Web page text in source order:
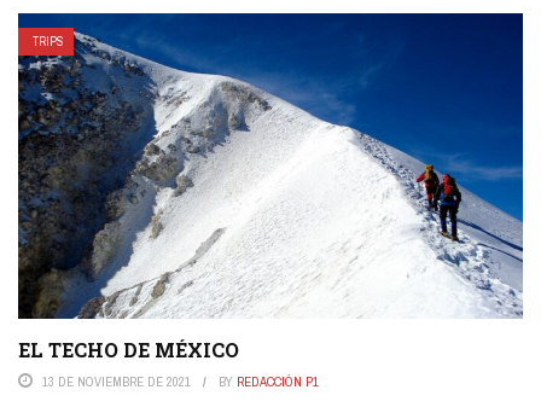
TRIPS
EL TECHO DE MÉXICO
13 DE NOVIEMBRE DE 2021 BY REDACCIÓN P1